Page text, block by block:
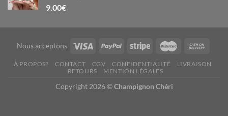
9.00€
Nous acceptons
À PROPOS? CONTACT CGV CONFIDENTIALITÉ
LIVRAISON
RETOURS
MENTION LÉGALES
Copyright 2026 ©Champignon Chéri